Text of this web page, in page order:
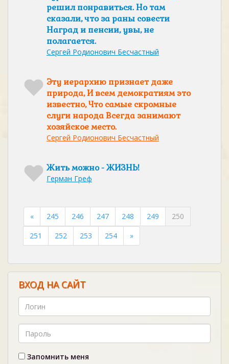
решил понравиться. Но там
сказали, что за раны совести
Наград и пенсии, увы, не
полагается.
Сергей Родионович Бесчастный
Эту иерархию признает даже
природа, И всем демократиям это
известно, Что самые скромные
слуги народа Всегда занимают
хозяйское место.
Сергей Родионович Бесчастный
Жить можно - ЖИЗНЬ!
Герман Греф
« 245 246 247 248 249
250
251
252 253 254 »
ВХОД НА САЙТ
Запомнить меня